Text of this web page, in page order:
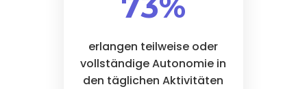
erlangen teilweise oder
vollständige Autonomie in
den täglichen Aktivitäten